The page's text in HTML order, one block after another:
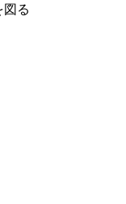
図る